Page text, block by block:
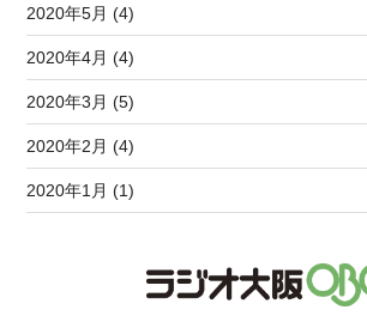
2020年5月 (4)
2020年4月 (4)
2020年3月 (5)
2020年2月 (4)
2020年1月 (1)